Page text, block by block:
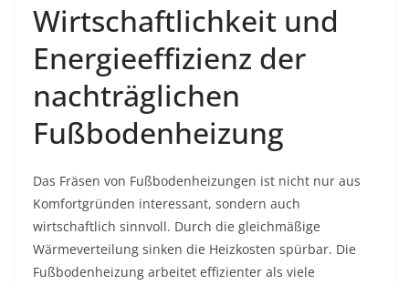
Wirtschaftlichkeit und
Energieeffizienz der
nachträglichen
Fußbodenheizung
Das Fräsen von Fußbodenheizungen ist nicht nur aus
Komfortgründen interessant, sondern auch
wirtschaftlich sinnvoll. Durch die gleichmäßige
Wärmeverteilung sinken die Heizkosten spürbar. Die
Fußbodenheizung arbeitet effizienter als viele